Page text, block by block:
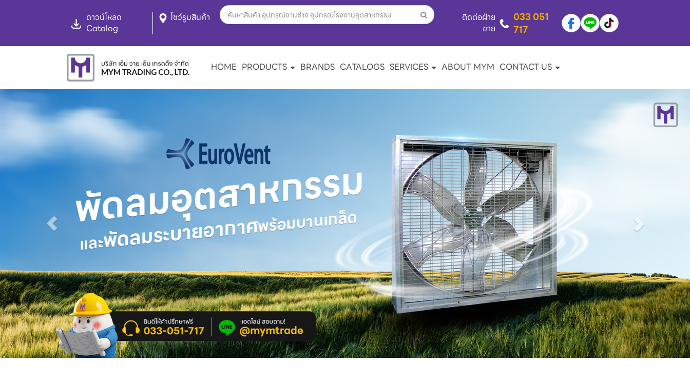
ดาวน์โหลด
Catalog
โชว์รูมสินค้า
ติดต่อฝ่าย
ขาย
033 051
717
HOME PRODUCTS BRANDS CATALOGS SERVICES ABOUT MYM CONTACT US